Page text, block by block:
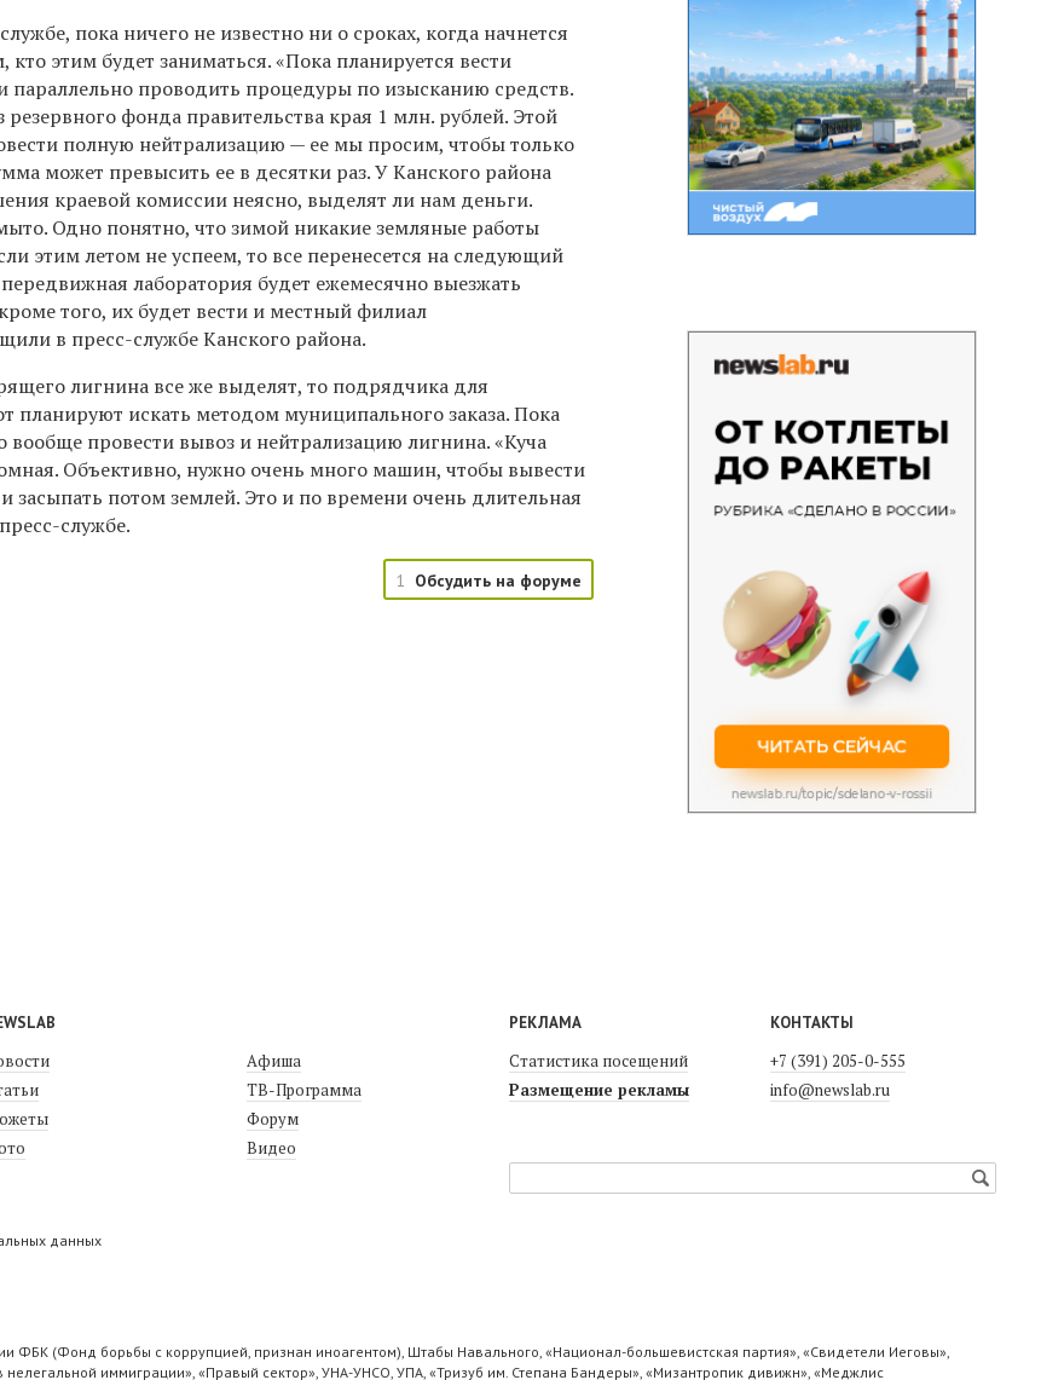
пока ничего не известно ни о сроках, когда начнется
этим будет заниматься. «Пока планируется вести
параллельно проводить процедуры по изысканию средств.
фонда правительства края 1 млн. рублей. Этой
полную нейтрализацию — ее мы просим, чтобы только
может превысить ее в десятки раз. У Канского района
краевой комиссии неясно, выделят ли нам деньги.
Одно понятно, что зимой никакие земляные работы
этим летом не успеем, то все перенесется на следующий
лаборатория будет ежемесячно выезжать
того, их будет вести и местный филиал
в пресс-службе Канского района.
лигнина все же выделят, то подрядчика для
планируют искать методом муниципального заказа. Пока
вообще провести вывоз и нейтрализацию лигнина. «Куча
Объективно, нужно очень много машин, чтобы вывести
засыпать потом землей. Это и по времени очень длительная
службе.
1 Обсудить на форуме
Афиша
ТВ-Программа
Форум
Видео
РЕКЛАМА
Статистика посещений
Размещение рекламы
КОНТАКТЫ
+7 (391) 205-0-555
info@newslab.ru
данных
ФБК (Фонд борьбы с коррупцией, признан иноагентом), Штабы Навального, «Национал-большевистская партия», «Свидетели Иеговы»,
иммиграции», «Правый сектор», УНА-УНСО, УПА, «Тризуб им. Степана Бандеры», «Мизантропик дивижн», «Меджлис